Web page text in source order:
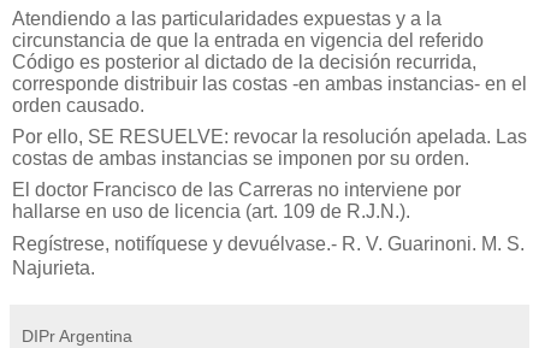
Atendiendo a las particularidades expuestas y a la
circunstancia de que la entrada en vigencia del referido
Código es posterior al dictado de la decisión recurrida,
corresponde distribuir las costas -en ambas instancias- en el
orden causado.
Por ello, SE RESUELVE: revocar la resolución apelada. Las
costas de ambas instancias se imponen por su orden.
El doctor Francisco de las Carreras no interviene por
hallarse en uso de licencia (art. 109 de R.J.N.).
Regístrese, notifíquese y devuélvase.- R. V. Guarinoni. M. S.
Najurieta.
DIPr Argentina